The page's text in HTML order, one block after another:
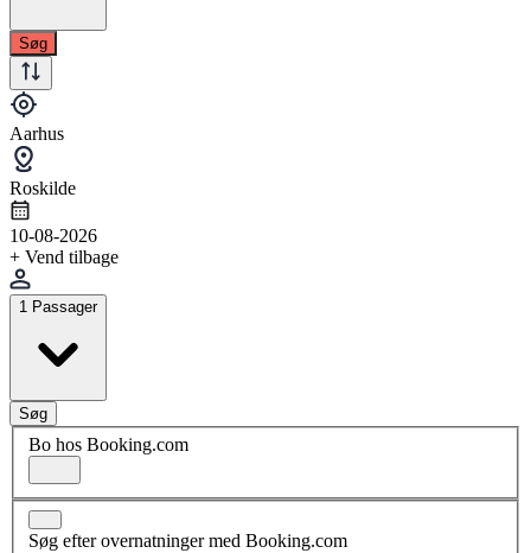
Søg
Aarhus
Roskilde
10-08-2026
+ Vend tilbage
1 Passager
Søg
Bo hos Booking.com
Søg efter overnatninger med Booking.com